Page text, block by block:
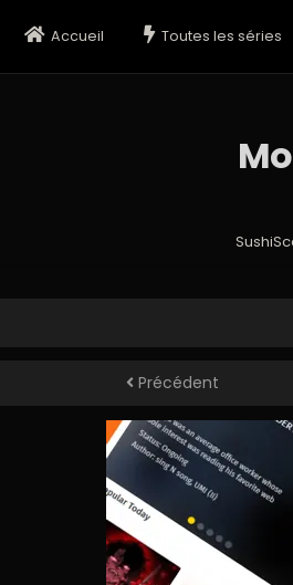
Accueil Toutes les séries
Précédent